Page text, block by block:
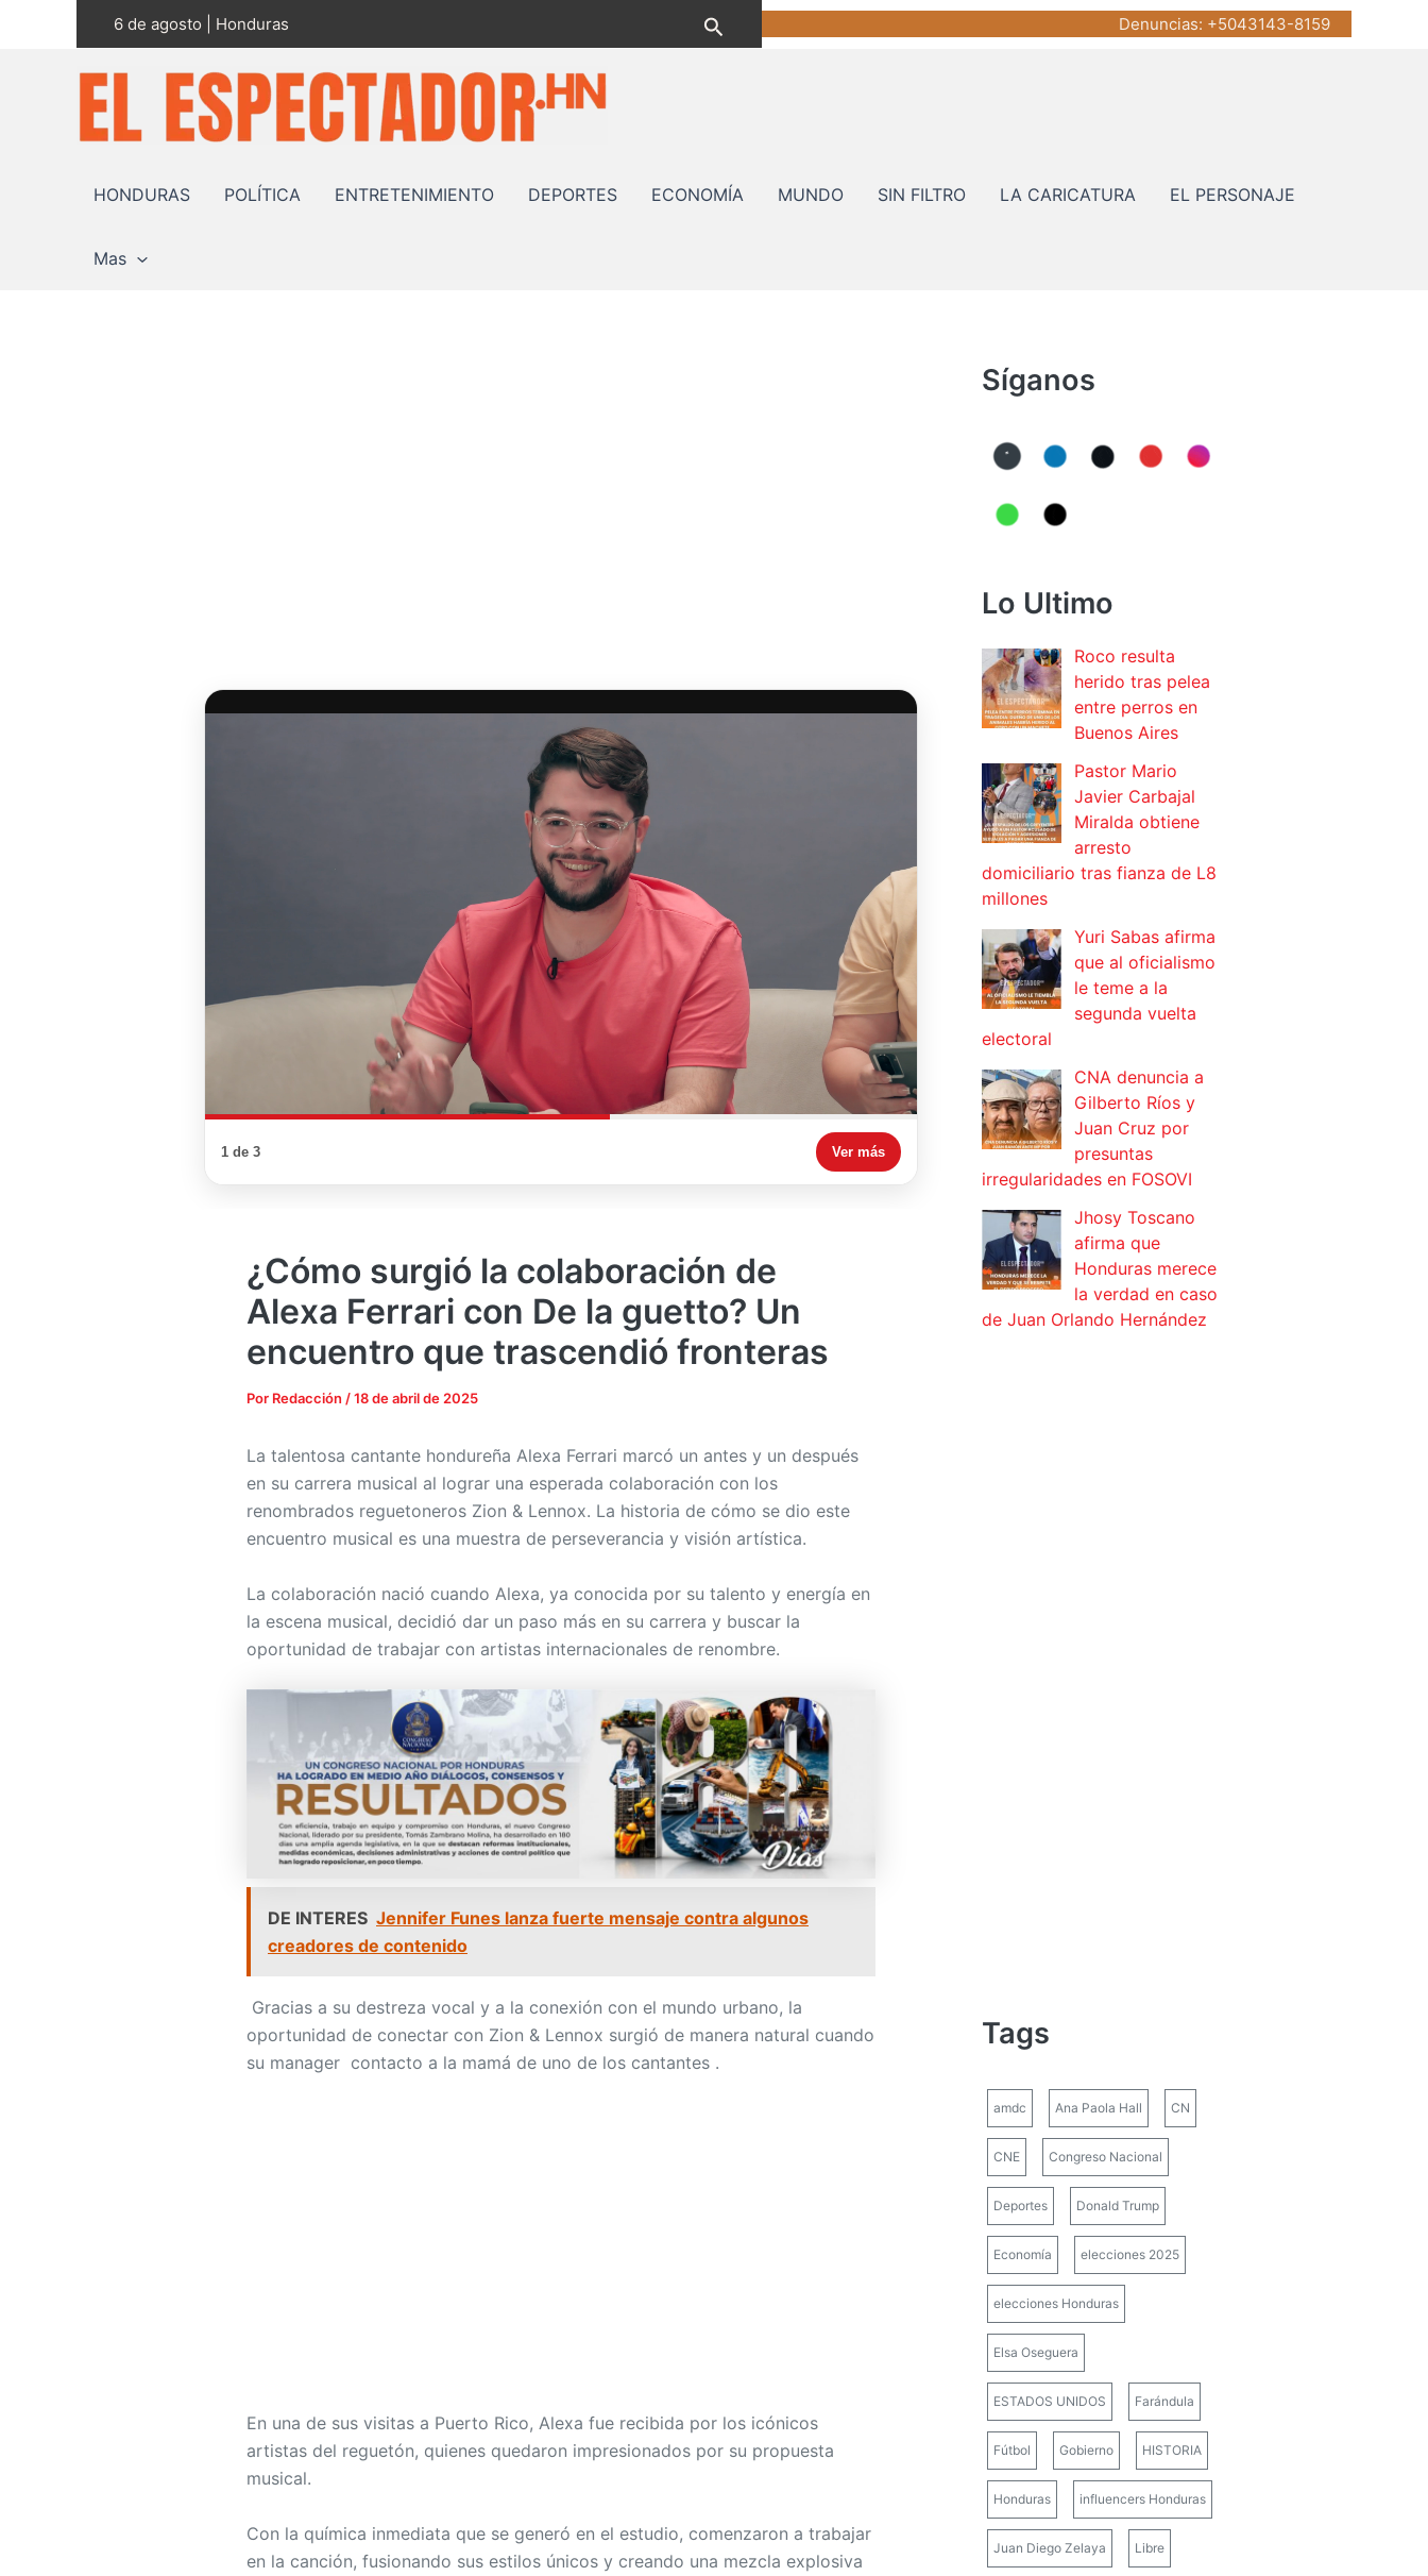
6 de agosto | Honduras Buscar Denuncias: +5043143-8159
HONDURAS POLÍTICA ENTRETENIMIENTO DEPORTES ECONOMÍA MUNDO SIN FILTRO LA CARICATURA EL PERSONAJE
Mas
1 de 3 Ver más
¿Cómo surgió la colaboración de
Alexa Ferrari con De la guetto? Un
encuentro que trascendió fronteras
Por Redacción /18 de abril de 2025
La talentosa cantante hondureña Alexa Ferrari marcó un antes y un después
en su carrera musical al lograr una esperada colaboración con los
renombrados reguetoneros Zion & Lennox. La historia de cómo se dio este
encuentro musical es una muestra de perseverancia y visión artística.
La colaboración nació cuando Alexa, ya conocida por su talento y energía en
la escena musical, decidió dar un paso más en su carrera y buscar la
oportunidad de trabajar con artistas internacionales de renombre.
DE INTERES Jennifer Funes lanza fuerte mensaje contra algunos
creadores de contenido
Gracias a su destreza vocal y a la conexión con el mundo urbano, la
oportunidad de conectar con Zion & Lennox surgió de manera natural cuando
su manager contacto a la mamá de uno de los cantantes .
En una de sus visitas a Puerto Rico, Alexa fue recibida por los icónicos
artistas del reguetón, quienes quedaron impresionados por su propuesta
musical.
Con la química inmediata que se generó en el estudio, comenzaron a trabajar
en la canción, fusionando sus estilos únicos y creando una mezcla explosiva
Síganos
Lo Ultimo
Roco resulta
herido tras pelea
entre perros en
Buenos Aires
Pastor Mario
Javier Carbajal
Miralda obtiene
arresto
domiciliario tras fianza de L8
millones
Yuri Sabas afirma
que al oficialismo
le teme a la
segunda vuelta
electoral
CNA denuncia a
Gilberto Ríos y
Juan Cruz por
presuntas
irregularidades en FOSOVI
Jhosy Toscano
afirma que
Honduras merece
la verdad en caso
de Juan Orlando Hernández
Tags
amdc Ana Paola Hall CN
CNE Congreso Nacional
Deportes Donald Trump
Economía elecciones 2025
elecciones Honduras
Elsa Oseguera
ESTADOS UNIDOS Farándula
Fútbol Gobierno HISTORIA
Honduras influencers Honduras
Juan Diego Zelaya Libre